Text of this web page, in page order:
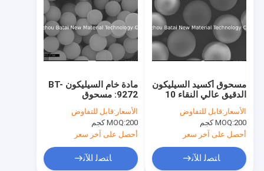
مادة خام السيليكون BT-
9272: مسحوق
مستحضرات التجميل من
ميكرومتر متوسط ​​حجم
الجسيمات
الأسعار:قابل للتفاوض
MOQ:200 كجم
أحصل على آخر سعر
ﺎﺘﺼﻟ ﺍﻶﻧ
مسحوق أكسيد السيليكون
الدقيق عالي النقاء 10
ميكرومتر متوسط ​​حجم
الجسيمات TDS SGS
الأسعار:قابل للتفاوض
MOQ:200 كجم
أحصل على آخر سعر
ﺎﺘﺼﻟ ﺍﻶﻧ